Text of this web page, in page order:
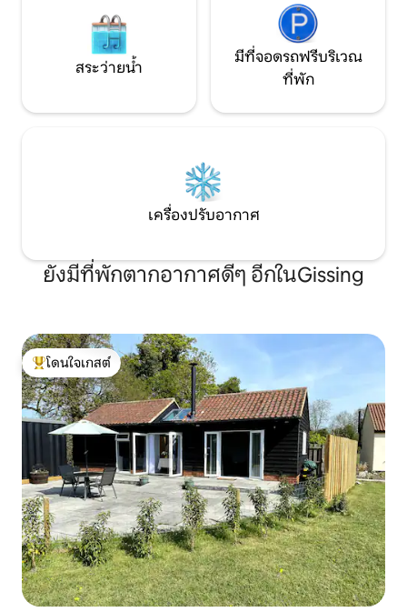
สระว่ายน้ำ
มีที่จอดรถฟรีบริเวณ
ที่พัก
เครื่องปรับอากาศ
ยังมีที่พักตากอากาศดีๆ อีกในGissing
โดนใจเกสต์ที่สุด
โดนใจเกสต์